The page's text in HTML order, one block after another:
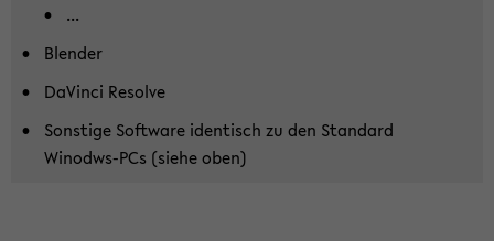
...
Blen­der
Da­Vin­ci Re­sol­ve
Sons­ti­ge Soft­ware iden­tisch zu den Stan­dard
Winodws-​PCs (siehe oben)